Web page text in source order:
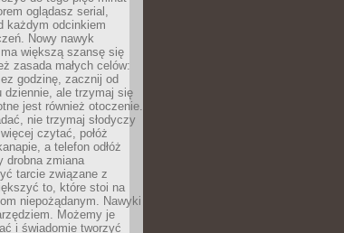
oglądasz serial,
każdym odcinkiem
Nowy nawyk
ma większą szansę się
zasada małych celów:
godzinę, zacznij od
dziennie, ale trzymaj się
jest również otoczenie.
nie trzymaj słodyczy
czytać, połóż
a telefon odłóż
drobna zmiana
tarcie związane z
to, które stoi na
niepożądanym. Nawyki
Możemy je
i świadomie tworzyć